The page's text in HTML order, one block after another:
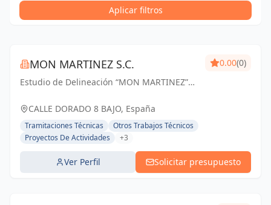
Aplicar filtros
MON MARTINEZ S.C.
Estudio de Delineación “MON MARTINEZ”
de 25 años de experiencia. Entendemos
nuestro trabajo, como parte importante de
un trabajo...
0.00(0)
CALLE DORADO 8 BAJO, España
Tramitaciones Técnicas
Otros Trabajos Técnicos
Proyectos De Actividades
+3
Ver Perfil Solicitar presupuesto